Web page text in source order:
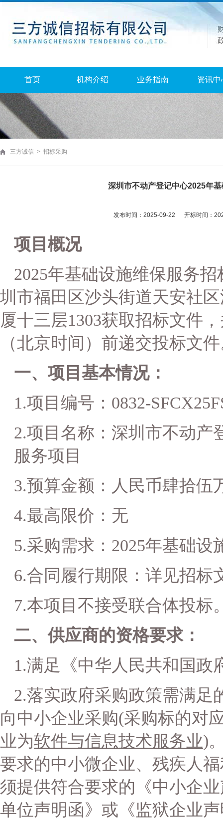
首页 机构介绍 业务指南 资讯中
三方诚信 > 招标采购
深圳市不动产登记中心2025年
发布时间：2025-09-22 开标时间：
项目概况
2025年基础设施维保服务招
圳市福田区沙头街道天安社
厦十三层1303获取招标文件
（北京时间）前递交投标文
一、项目基本情况：
1.项目编号： 0832-
2.项目名称： 深圳市不动产
服务项目
3.预算金额：人民币肆拾伍
4.最高限价： 无
5.采购需求： 2025年基础设
6.合同履行期限：详见招标
7.本项目不接受联合体投标
二、供应商的资格要求：
1.满足《中华人民共和国政
2.落实政府采购政策需满足
向中小企业采购(采购标的对
业为软件与信息技术服务业)
要求的中小微企业、残疾人
须提供符合要求的《中小企
单位声明函》或《监狱企业